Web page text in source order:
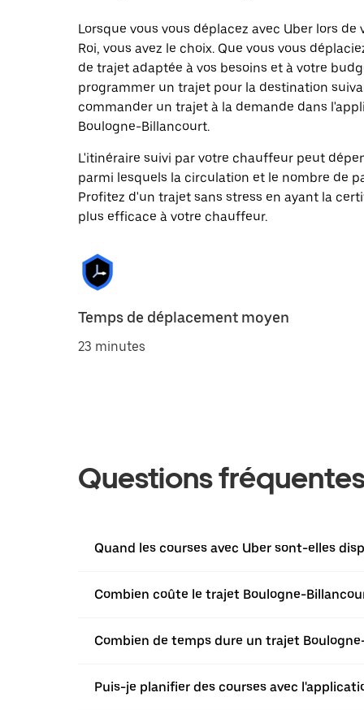
Lorsque vous vous déplacez avec Uber lors
Roi, vous avez le choix. Que vous vous
de trajet adaptée à vos besoins et à votre
programmer un trajet pour la destination
commander un trajet à la demande dans
Boulogne-Billancourt.
L'itinéraire suivi par votre chauffeur peut
parmi lesquels la circulation et le nombre de
Profitez d'un trajet sans stress en ayant la
plus efficace à votre chauffeur.
Temps de déplacement moyen
23 minutes
Questions
Quand les courses avec Uber sont-elles
Combien coûte le trajet Boulogne-
Combien de temps dure un trajet
Puis-je planifier des courses avec